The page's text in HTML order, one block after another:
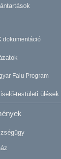
dokumentáció
Falu Program
testületi ülések